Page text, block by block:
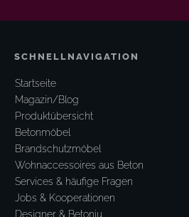
SCHNELLNAVIGATION
Startseite
Magazin/Blog
Produktübersicht
Betonmöbel
Brandschutzmöbel
Wohnaccessoires aus Beton
Services & häufige Fragen
Jobs & Kooperationen
Designer & Betoniu